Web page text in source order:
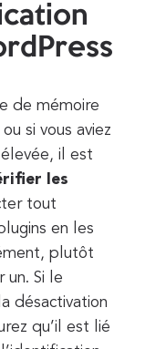
de mémoire
si vous aviez
il est
les
tout
en les
plutôt
un. Si le
désactivation
qu’il est lié